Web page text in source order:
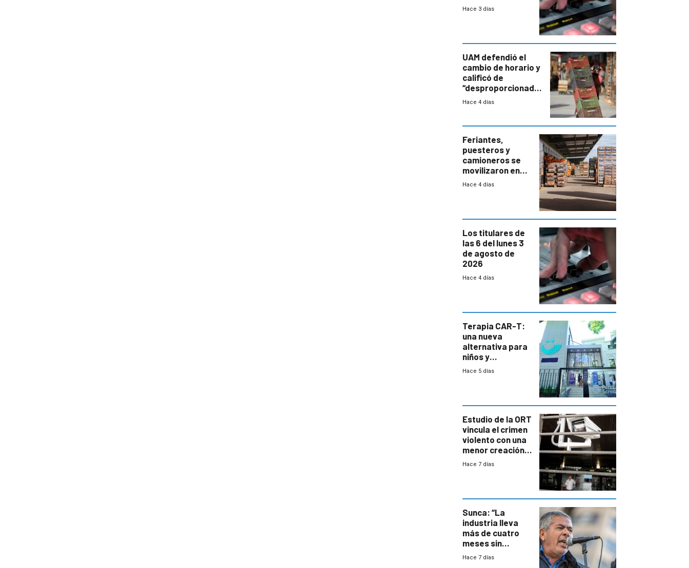
Hace 3 días
UAM defendió el
cambio de horario y
calificó de
“desproporcionado”
el bloqueo de
Hace 4 días
Feriantes,
puesteros y
camioneros se
movilizaron en
rechazo a
Hace 4 días
Los titulares de
las 6 del lunes 3
de agosto de
2026
Hace 4 días
Terapia CAR-T:
una nueva
alternativa para
niños y
adolescentes
Hace 5 días
Estudio de la ORT
vincula el crimen
violento con una
menor creación
de empresas
Hace 7 días
Sunca: “La
industria lleva
más de cuatro
meses sin
convenio
Hace 7 días